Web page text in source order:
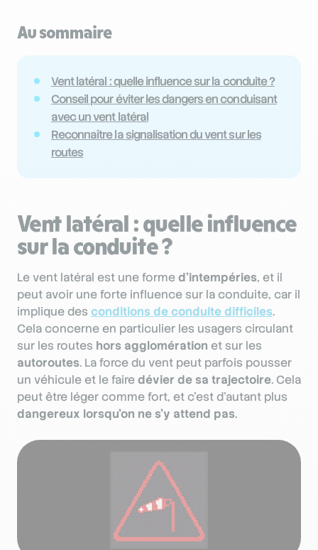
Au sommaire
Vent latéral : quelle influence sur la conduite ?
Conseil pour éviter les dangers en conduisant
avec un vent latéral
Reconnaître la signalisation du vent sur les
routes
Vent latéral : quelle influence
sur la conduite ?
Le vent latéral est une formed’intempéries, et il
peut avoir une forte influence sur la conduite, car il
implique des conditions de conduite difficiles.
Cela concerne en particulier les usagers circulant
sur les routes hors agglomération et sur les
autoroutes. La force du vent peut parfois pousser
un véhicule et le fairedévier de sa trajectoire. Cela
peut être léger comme fort, et c’est d’autant plus
dangereux lorsqu’on ne s’y attend pas.